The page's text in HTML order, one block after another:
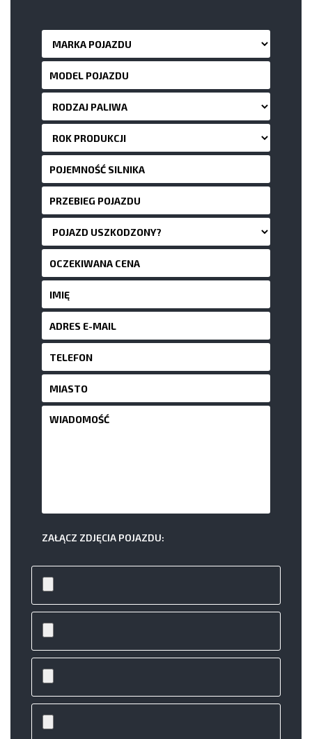
ZAŁĄCZ ZDJĘCIA POJAZDU: